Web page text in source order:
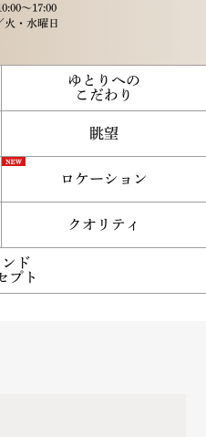
～17:00
火・水曜日
ゆとりへの
こだわり
眺望
ロケーション
クオリティ
ド
プト